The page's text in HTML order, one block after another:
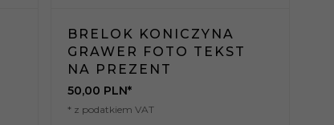
BRELOK KONICZYNA
GRAWER FOTO TEKST
NA PREZENT
50,00 PLN*
* z podatkiem VAT